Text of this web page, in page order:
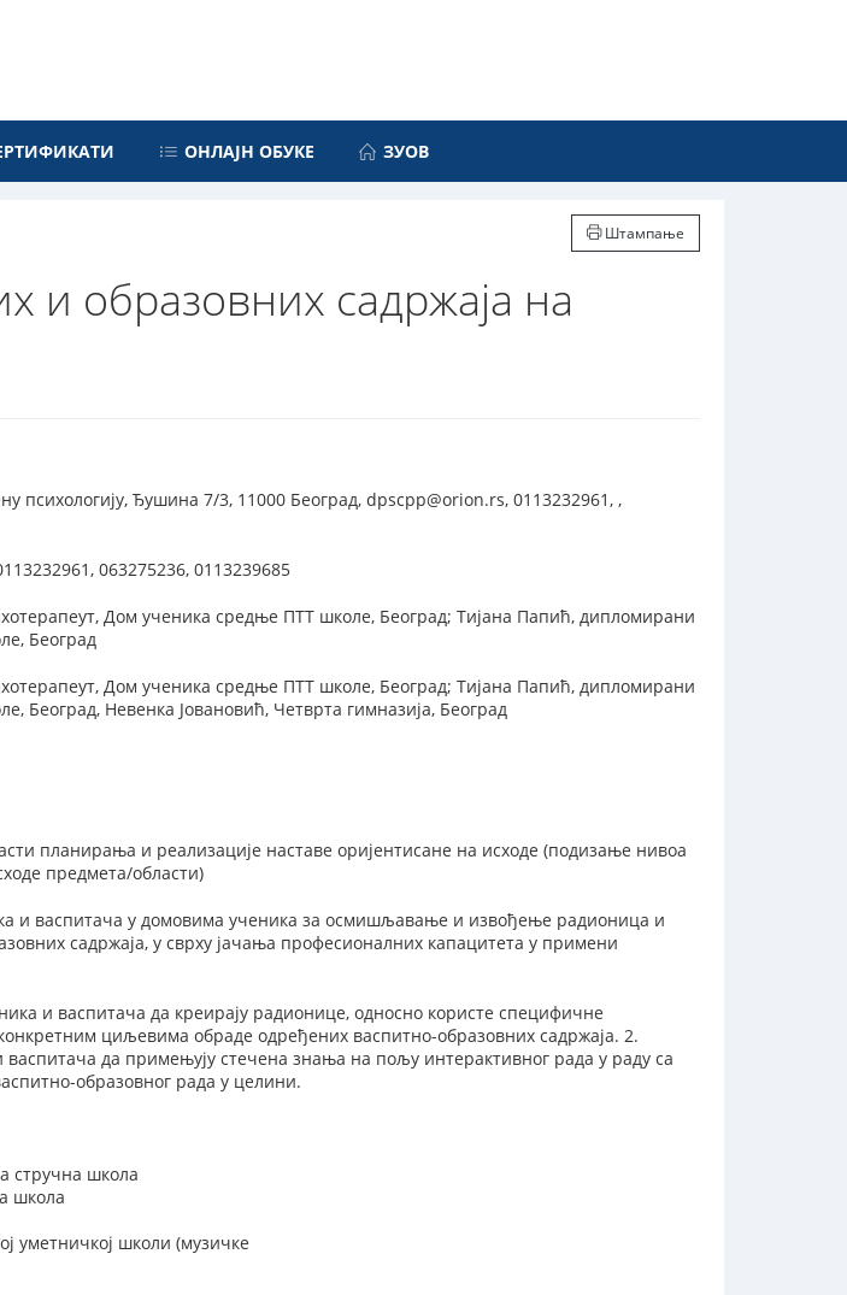
ОНЛАЈН ОБУКЕ ЗУОВ
Штампање
и образовних садржаја на
психологију, Ђушина 7/3, 11000 Београд, dpscpp@orion.rs, 0113232961, ,
063275236, 0113239685
Дом ученика средње ПТТ школе, Београд; Тијана Папић, дипломирани
Београд
Дом ученика средње ПТТ школе, Београд; Тијана Папић, дипломирани
Београд, Невенка Јовановић, Четврта гимназија, Београд
планирања и реализације наставе оријентисане на исходе (подизање нивоа
предмета/области)
и васпитача у домовима ученика за осмишљавање и извођење радионица и
садржаја, у сврху јачања професионалних капацитета у примени
и васпитача да креирају радионице, односно користе специфичне
циљевима обраде одређених васпитно-образовних садржаја. 2.
да примењују стечена знања на пољу интерактивног рада у раду са
образовног рада у целини.
стручна школа
школа
уметничкој школи (музичке